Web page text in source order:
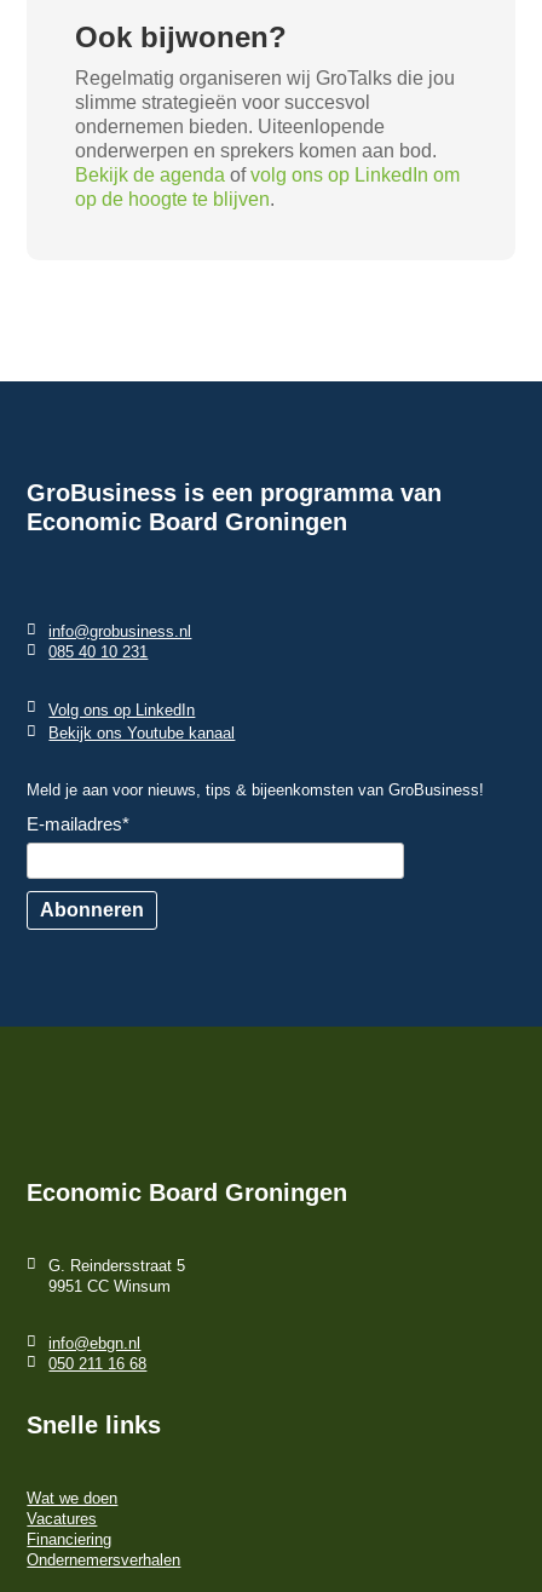
Ook bijwonen?
Regelmatig organiseren wij GroTalks die jou
slimme strategieën voor succesvol
ondernemen bieden. Uiteenlopende
onderwerpen en sprekers komen aan bod.
Bekijk de agenda ofvolg ons op LinkedIn om
op de hoogte te blijven.
GroBusiness is een programma van
Economic Board Groningen
info@grobusiness.nl
085 40 10 231
Volg ons op LinkedIn
Bekijk ons Youtube kanaal
Meld je aan voor nieuws, tips & bijeenkomsten van GroBusiness!
E-mailadres*
Abonneren
Economic Board Groningen
G. Reindersstraat 5
9951 CC Winsum
info@ebgn.nl
050 211 16 68
Snelle links
Wat we doen
Vacatures
Financiering
Ondernemersverhalen